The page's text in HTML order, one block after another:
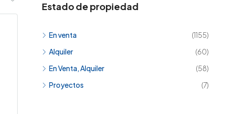
Estado de propiedad
En venta
(1155)
Alquiler
(60)
En Venta, Alquiler
(58)
Proyectos
(7)